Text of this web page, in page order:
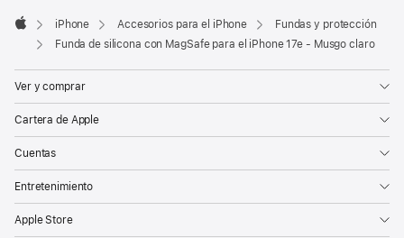
Apple
iPhone Accesorios para el iPhone
Fundas y protección
Funda de silicona con MagSafe para el iPhone 17e - Musgo claro
Ver y comprar
Cartera de Apple
Cuentas
Entretenimiento
Apple Store